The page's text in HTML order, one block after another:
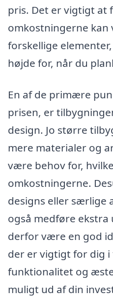
pris. Det er vigtigt at
omkostningerne
forskellige
højde for, når du
En af de primære
prisen, er
design. Jo større
mere materialer og
være behov for,
omkostningerne.
designs eller
også medføre ekstra
derfor være en god
der er vigtigt for dig
funktionalitet og
muligt ud af din